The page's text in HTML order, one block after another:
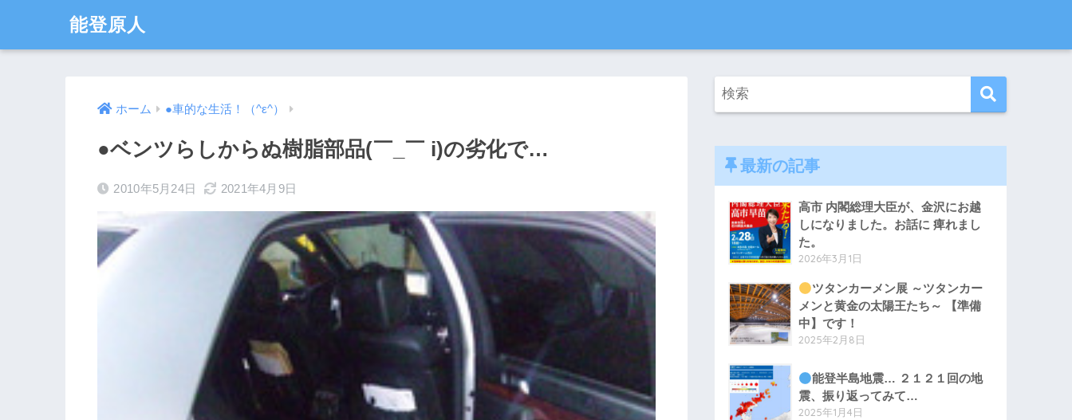
能登原人
ホーム ●車的な生活！（^ε^）
●ベンツらしからぬ樹脂部品(￣_￣ i)の劣化で…
2010年5月24日 2021年4月9日
最新の記事
高市 内閣総理大臣が、金沢にお越
しになりました。お話に 痺れまし
た。
2026年3月1日
ツタンカーメン展 ～ツタンカー
メンと黄金の太陽王たち～ 【準備
中】です！
2025年2月8日
能登半島地震… ２１２１回の地
震、振り返ってみて…
2025年1月4日